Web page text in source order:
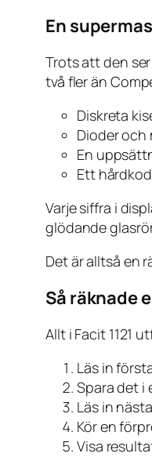
En
Trots att den
två fler än
Diskreta
Dioder
En
Ett
Varje siffra i
glödande
Det är alltså en
Så räknade
Allt i Facit 1121
Läs in
Spara det i
Läs in
Kör en
Visa